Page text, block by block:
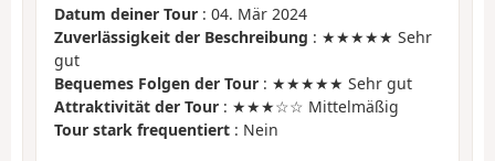
Datum deiner Tour : 04. Mär 2024
Zuverlässigkeit der Beschreibung : ★★★★★ Sehr
gut
Bequemes Folgen der Tour : ★★★★★ Sehr gut
Attraktivität der Tour : ★★★☆☆ Mittelmäßig
Tour stark frequentiert : Nein